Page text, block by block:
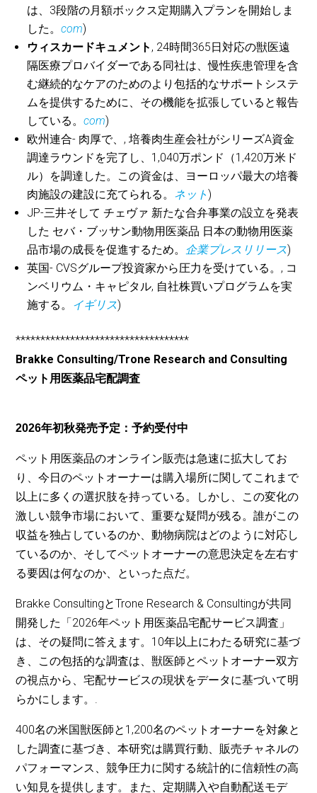
は、3段階の月額ボックス定期購入プランを開始しま
した。com)
ウィスカードキュメント , 24時間365日対応の獣医遠
隔医療プロバイダーである同社は、慢性疾患管理を含
む継続的なケアのためのより包括的なサポートシステ
ムを提供するために、その機能を拡張していると報告
している。com)
欧州連合- 肉厚で、,培養肉生産会社がシリーズA資金
調達ラウンドを完了し、1,040万ポンド（1,420万米ド
ル）を調達した。この資金は、ヨーロッパ最大の培養
肉施設の建設に充てられる。 ネット )
JP-三井そしてチェヴァ 新たな合弁事業の設立を発表
した セバ・ブッサン動物用医薬品 日本の動物用医薬
品市場の成長を促進するため。 企業プレスリリース)
英国- CVSグループ投資家から圧力を受けている。, コ
ンベリウム・キャピタル, 自社株買いプログラムを実
施する。 イギリス)
***********************************
Brakke Consulting/Trone Research and Consulting
ペット用医薬品宅配調査
2026年初秋発売予定：予約受付中
ペット用医薬品のオンライン販売は急速に拡大してお
り、今日のペットオーナーは購入場所に関してこれまで
以上に多くの選択肢を持っている。しかし、この変化の
激しい競争市場において、重要な疑問が残る。誰がこの
収益を独占しているのか、動物病院はどのように対応し
ているのか、そしてペットオーナーの意思決定を左右す
る要因は何なのか、といった点だ。
Brakke ConsultingとTrone Research & Consultingが共同
開発した「2026年ペット用医薬品宅配サービス調査」
は、その疑問に答えます。10年以上にわたる研究に基づ
き、この包括的な調査は、獣医師とペットオーナー双方
の視点から、宅配サービスの現状をデータに基づいて明
らかにします。.
400名の米国獣医師と1,200名のペットオーナーを対象と
した調査に基づき、本研究は購買行動、販売チャネルの
パフォーマンス、競争圧力に関する統計的に信頼性の高
い知見を提供します。また、定期購入や自動配送モデ